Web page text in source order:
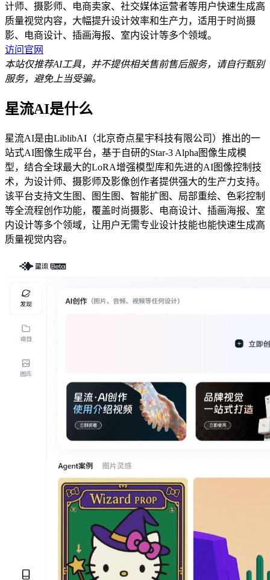
计师、摄影师、电商卖家、社交媒体运营者等用户快速生成高
质量视觉内容，大幅提升设计效率和生产力，适用于时尚摄
影、电商设计、插画海报、室内设计等多个领域。
访问官网
本站仅推荐AI工具，并不提供相关售前售后服务，请自行甄别
服务，避免上当受骗。
星流AI是什么
星流AI是由LiblibAI（北京奇点星宇科技有限公司）推出的一
站式AI图像生成平台，基于自研的Star-3 Alpha图像生成模
型，结合全球最大的LoRA增强模型库和先进的AI图像控制技
术，为设计师、摄影师及影像创作者提供强大的生产力支持。
该平台支持文生图、图生图、智能扩图、局部重绘、色彩控制
等全流程创作功能，覆盖时尚摄影、电商设计、插画海报、室
内设计等多个领域，让用户无需专业设计技能也能快速生成高
质量视觉内容。